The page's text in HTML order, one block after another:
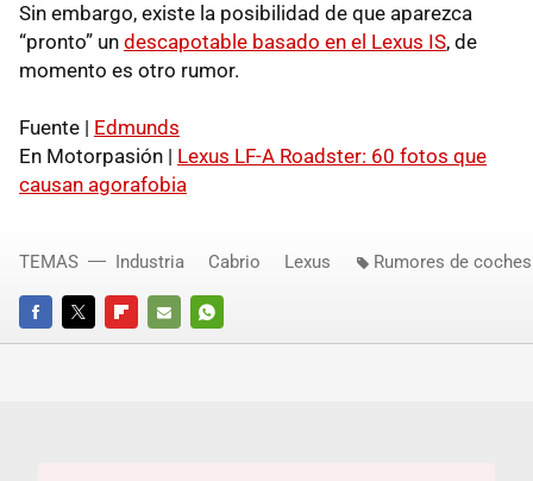
Sin embargo, existe la posibilidad de que aparezca
“pronto” un descapotable basado en el Lexus IS, de
momento es otro rumor.
Fuente | Edmunds
En Motorpasión | Lexus LF-A Roadster: 60 fotos que
causan agorafobia
FACEBOOKTWITTERFLIPBOARD
E-
WHATSAPP
TEMAS Industria Cabrio Lexus Rumores de coches